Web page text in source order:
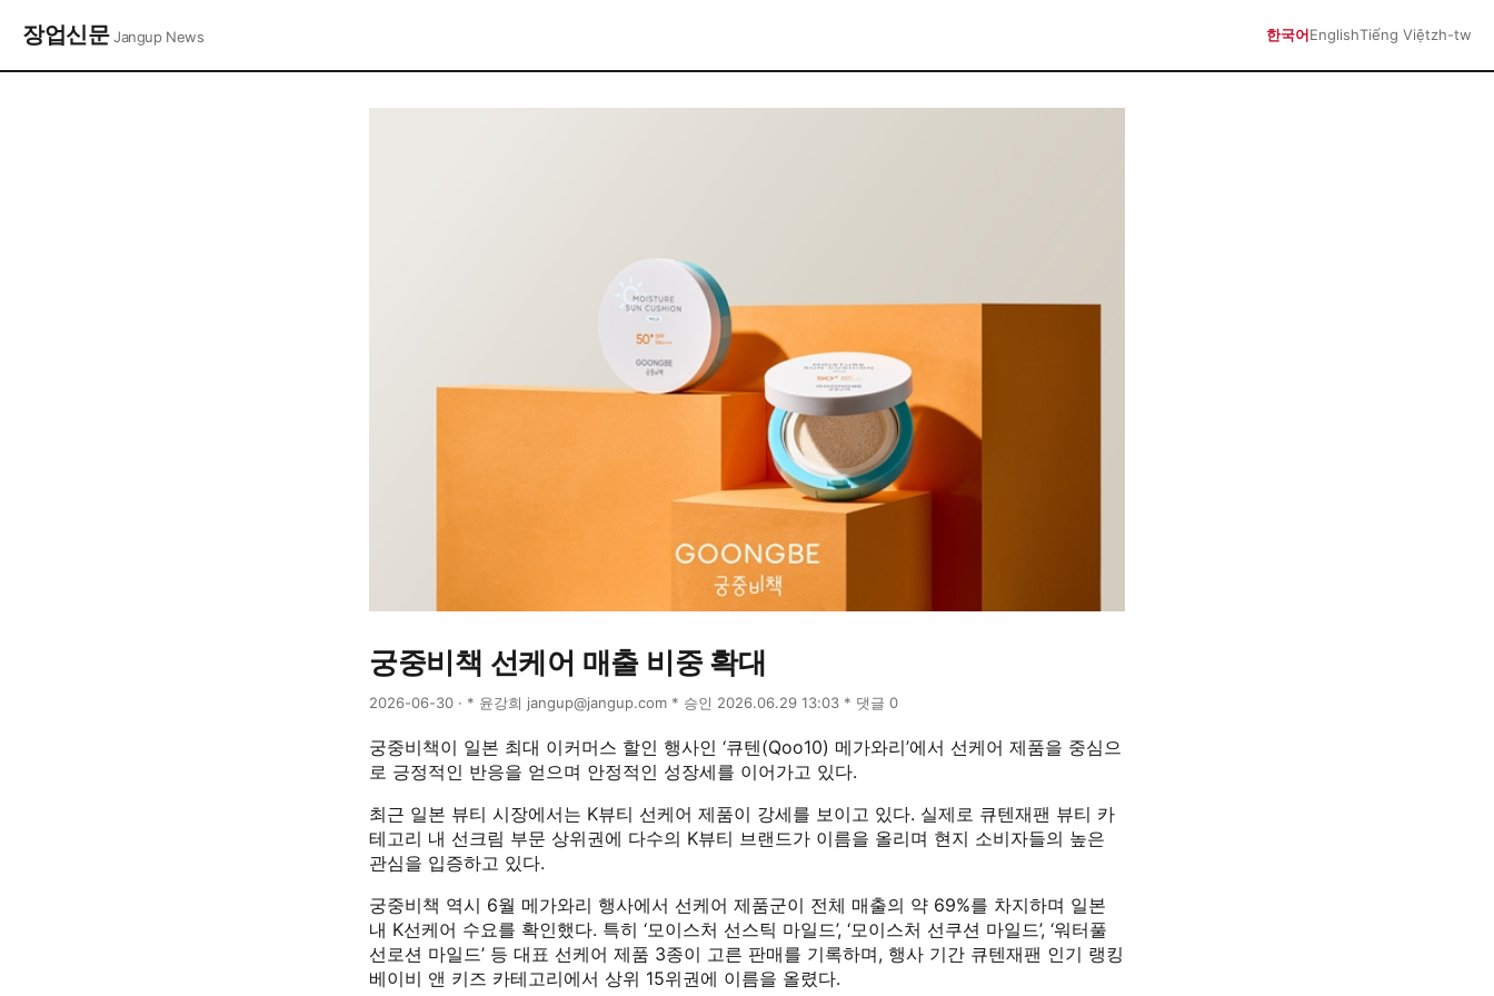
장업신문Jangup News 한국어EnglishTiếng Việtzh-tw
궁중비책 선케어 매출 비중 확대
2026-06-30 · * 윤강희 jangup@jangup.com * 승인 2026.06.29 13:03 * 댓글 0
궁중비책이 일본 최대 이커머스 할인 행사인 ‘큐텐(Qoo10) 메가와리’에서 선케어 제품을 중심으
로 긍정적인 반응을 얻으며 안정적인 성장세를 이어가고 있다.
최근 일본 뷰티 시장에서는 K뷰티 선케어 제품이 강세를 보이고 있다. 실제로 큐텐재팬 뷰티 카
테고리 내 선크림 부문 상위권에 다수의 K뷰티 브랜드가 이름을 올리며 현지 소비자들의 높은
관심을 입증하고 있다.
궁중비책 역시 6월 메가와리 행사에서 선케어 제품군이 전체 매출의 약 69%를 차지하며 일본
내 K선케어 수요를 확인했다. 특히 ‘모이스처 선스틱 마일드’, ‘모이스처 선쿠션 마일드’, ‘워터풀
선로션 마일드’ 등 대표 선케어 제품 3종이 고른 판매를 기록하며, 행사 기간 큐텐재팬 인기 랭킹
베이비 앤 키즈 카테고리에서 상위 15위권에 이름을 올렸다.